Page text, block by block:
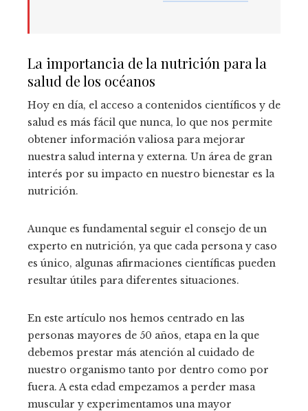
La importancia de la nutrición para la
salud de los océanos
Hoy en día, el acceso a contenidos científicos y de
salud es más fácil que nunca, lo que nos permite
obtener información valiosa para mejorar
nuestra salud interna y externa. Un área de gran
interés por su impacto en nuestro bienestar es la
nutrición.
Aunque es fundamental seguir el consejo de un
experto en nutrición, ya que cada persona y caso
es único, algunas afirmaciones científicas pueden
resultar útiles para diferentes situaciones.
En este artículo nos hemos centrado en las
personas mayores de 50 años, etapa en la que
debemos prestar más atención al cuidado de
nuestro organismo tanto por dentro como por
fuera. A esta edad empezamos a perder masa
muscular y experimentamos una mayor